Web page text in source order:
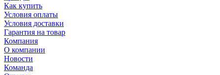
Как купить
Условия оплаты
Условия доставки
Гарантия на товар
Компания
О компании
Новости
Команда